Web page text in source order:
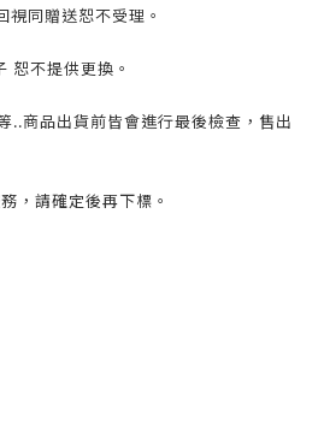
同贈送恕不受理。
恕不提供更換。
..商品出貨前皆會進行最後檢查，售出
，請確定後再下標。